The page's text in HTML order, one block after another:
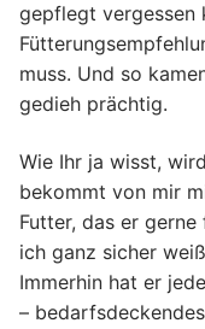
gepflegt vergessen
muss. Und so
gedieh prächtig.
Wie Ihr ja wisst,
bekommt von mir
Futter, das er
ich ganz sicher
Immerhin hat er
–